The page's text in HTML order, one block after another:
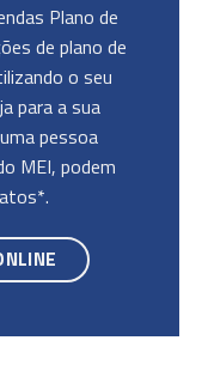
Plano de
de plano de
o seu
para a sua
pessoa
MEI, podem